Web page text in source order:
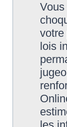
votre
lois